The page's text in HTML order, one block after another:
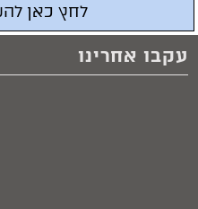
לחץ כאן
עקבו אחרינו